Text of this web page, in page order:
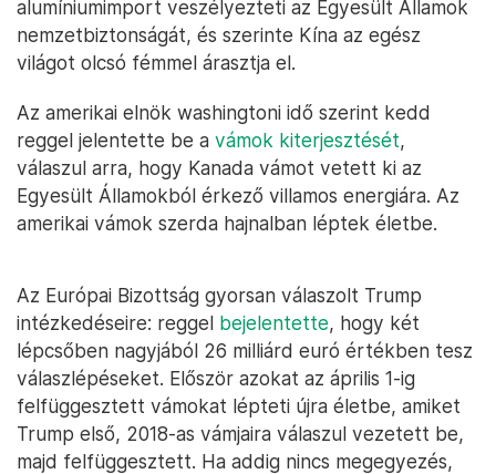
alumíniumimport veszélyezteti az Egyesült Államok
nemzetbiztonságát, és szerinte Kína az egész
világot olcsó fémmel árasztja el.
Az amerikai elnök washingtoni idő szerint kedd
reggel jelentette be a vámok kiterjesztését,
válaszul arra, hogy Kanada vámot vetett ki az
Egyesült Államokból érkező villamos energiára. Az
amerikai vámok szerda hajnalban léptek életbe.
Az Európai Bizottság gyorsan válaszolt Trump
intézkedéseire: reggel bejelentette, hogy két
lépcsőben nagyjából 26 milliárd euró értékben tesz
válaszlépéseket. Először azokat az április 1-ig
felfüggesztett vámokat lépteti újra életbe, amiket
Trump első, 2018-as vámjaira válaszul vezetett be,
majd felfüggesztett. Ha addig nincs megegyezés,